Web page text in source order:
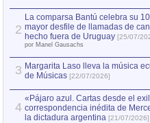
2
La comparsa Bantú celebra su
mayor desfile de llamadas de
hecho fuera de Uruguay [25/07/
por Manel Gausachs
3 Margarita Laso lleva la música
de Músicas [22/07/2026]
4
«Pájaro azul. Cartas desde el
correspondencia inédita de
la dictadura argentina [21/07/2026]